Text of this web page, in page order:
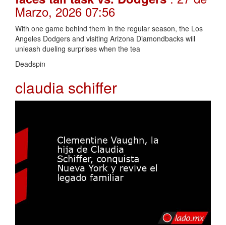
Marzo, 2026 07:56
With one game behind them in the regular season, the Los
Angeles Dodgers and visiting Arizona Diamondbacks will
unleash dueling surprises when the tea
Deadspin
claudia schiffer